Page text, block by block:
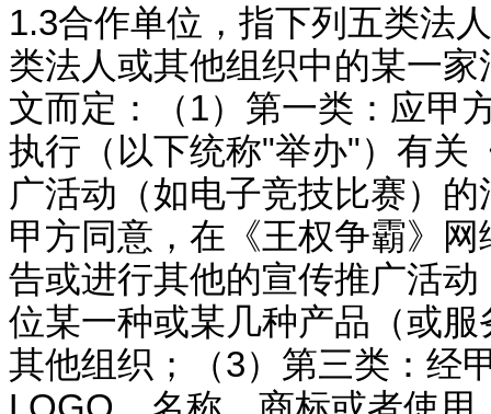
1.3合作单位，指下列五类法
类法人或其他组织中的某一
文而定：（1）第一类：应甲
执行（以下统称"举办"）有关
广活动（如电子竞技比赛）
甲方同意，在《王权争霸》网
告或进行其他的宣传推广活
位某一种或某几种产品（或
其他组织；（3）第三类：经